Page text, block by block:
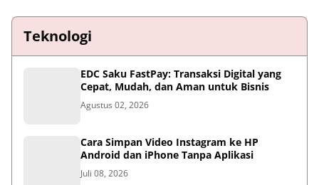
Teknologi
EDC Saku FastPay: Transaksi Digital yang
Cepat, Mudah, dan Aman untuk Bisnis
Agustus 02, 2026
Cara Simpan Video Instagram ke HP
Android dan iPhone Tanpa Aplikasi
Juli 08, 2026